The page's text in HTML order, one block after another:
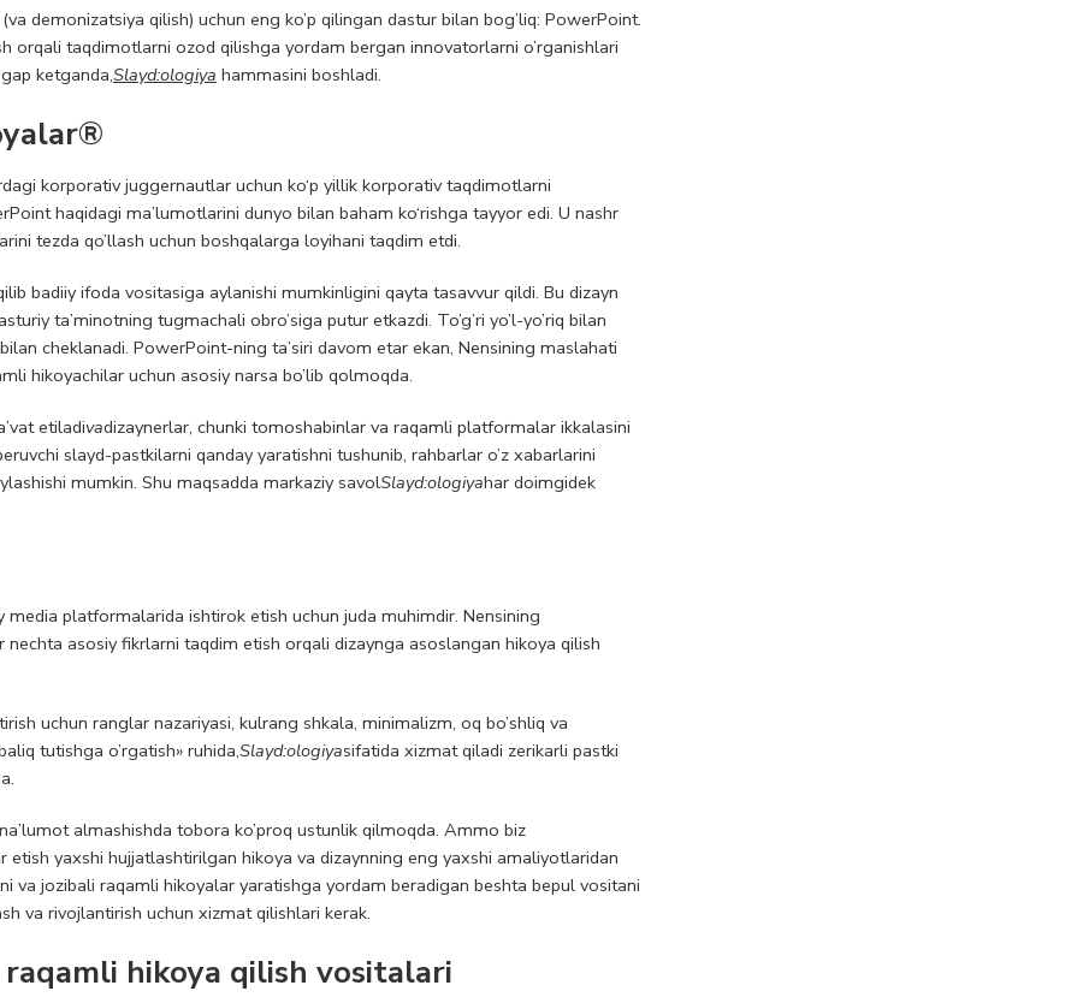
demonizatsiya qilish) uchun eng ko’p qilingan dastur bilan bog’liq: PowerPoint.
orqali taqdimotlarni ozod qilishga yordam bergan innovatorlarni o’rganishlari
ketganda,Slayd:ologiya hammasini boshladi.
®
korporativ juggernautlar uchun ko‘p yillik korporativ taqdimotlarni
haqidagi ma’lumotlarini dunyo bilan baham ko‘rishga tayyor edi. U nashr
tezda qo’llash uchun boshqalarga loyihani taqdim etdi.
badiiy ifoda vositasiga aylanishi mumkinligini qayta tasavvur qildi. Bu dizayn
ta’minotning tugmachali obro’siga putur etkazdi. To’g’ri yo’l-yo’riq bilan
cheklanadi. PowerPoint-ning ta’siri davom etar ekan, Nensining maslahati
hikoyachilar uchun asosiy narsa bo’lib qolmoqda.
etiladivadizaynerlar, chunki tomoshabinlar va raqamli platformalar ikkalasini
slayd-pastkilarni qanday yaratishni tushunib, rahbarlar o’z xabarlarini
mumkin. Shu maqsadda markaziy savolSlayd:ologiyahar doimgidek
media platformalarida ishtirok etish uchun juda muhimdir. Nensining
asosiy fikrlarni taqdim etish orqali dizaynga asoslangan hikoya qilish
uchun ranglar nazariyasi, kulrang shkala, minimalizm, oq bo’shliq va
tutishga o’rgatish» ruhida,Slayd:ologiyasifatida xizmat qiladi zerikarli pastki
almashishda tobora ko’proq ustunlik qilmoqda. Ammo biz
yaxshi hujjatlashtirilgan hikoya va dizaynning eng yaxshi amaliyotlaridan
va jozibali raqamli hikoyalar yaratishga yordam beradigan beshta bepul vositani
va rivojlantirish uchun xizmat qilishlari kerak.
hikoya qilish vositalari